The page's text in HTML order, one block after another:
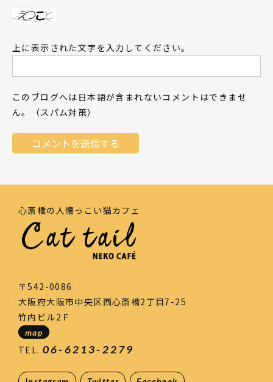
上に表示された文字を入力してください。
このブログへは日本語が含まれないコメントはできませ
ん。（スパム対策）
心斎橋の人懐っこい猫カフェ
〒542-0086
大阪府大阪市中央区西心斎橋2丁目7-25
竹内ビル2Ｆ
map
TEL. 06-6213-2279